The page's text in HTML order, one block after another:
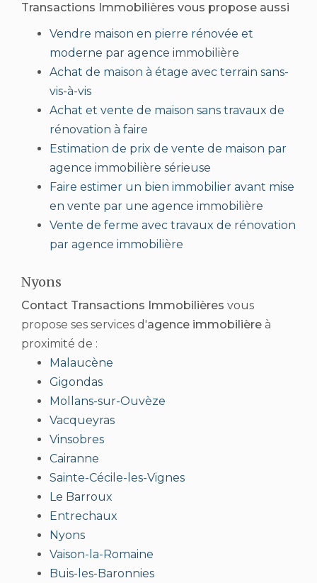
Transactions Immobilières vous propose aussi
Vendre maison en pierre rénovée et
moderne par agence immobilière
Achat de maison à étage avec terrain sans-
vis-à-vis
Achat et vente de maison sans travaux de
rénovation à faire
Estimation de prix de vente de maison par
agence immobilière sérieuse
Faire estimer un bien immobilier avant mise
en vente par une agence immobilière
Vente de ferme avec travaux de rénovation
par agence immobilière
Nyons
Contact Transactions Immobilières vous
propose ses services d'agence immobilière à
proximité de :
Malaucène
Gigondas
Mollans-sur-Ouvèze
Vacqueyras
Vinsobres
Cairanne
Sainte-Cécile-les-Vignes
Le Barroux
Entrechaux
Nyons
Vaison-la-Romaine
Buis-les-Baronnies